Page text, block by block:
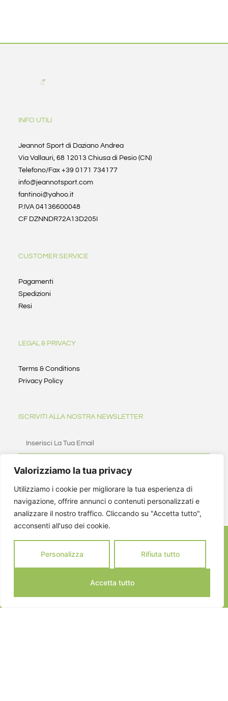
Valorizziamo la tua privacy
Utilizziamo i cookie per migliorare la tua esperienza di
navigazione, offrire annunci o contenuti personalizzati e
analizzare il nostro traffico. Cliccando su "Accetta tutto",
acconsenti all'uso dei cookie.
Personalizza Rifiuta tutto
Accetta tutto
INFO UTILI
Jeannot Sport di Daziano Andrea
Via Vallauri, 68 12013 Chiusa di Pesio (CN)
Telefono/Fax +39 0171 734177
info@jeannotsport.com
fantinoi@yahoo.it
P.IVA 04136600048
CF DZNNDR72A13D205I
CUSTOMER SERVICE
Pagamenti
Spedizioni
Resi
LEGAL & PRIVACY
Terms & Conditions
Privacy Policy
ISCRIVITI ALLA NOSTRA NEWSLETTER